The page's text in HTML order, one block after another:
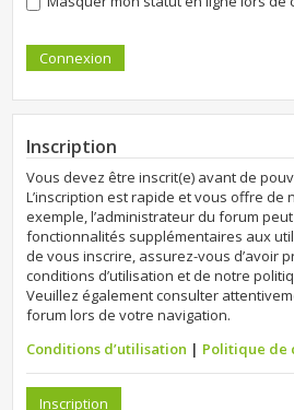
Inscription
Vous devez être inscrit(e) avant de
L’inscription est rapide et vous offre de
exemple, l’administrateur du forum
fonctionnalités supplémentaires aux
de vous inscrire, assurez-vous d’avoir
conditions d’utilisation et de notre
Veuillez également consulter
forum lors de votre navigation.
Conditions d’utilisation | Politique de
Inscription